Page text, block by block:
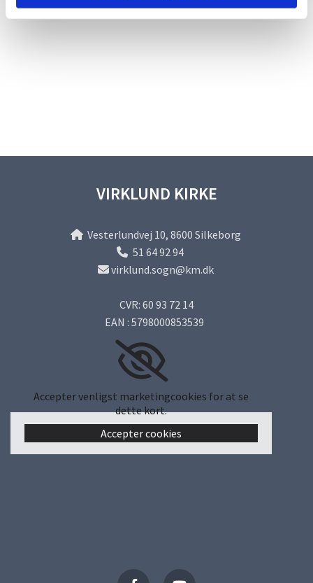
VIRKLUND KIRKE
Vesterlundvej 10, 8600 Silkeborg
 51 64 92 94
virklund.sogn@km.dk
CVR: 60 93 72 14
EAN : 5798000853539
Accepter venligst marketingcookies for at se
dette kort.
Accepter cookies